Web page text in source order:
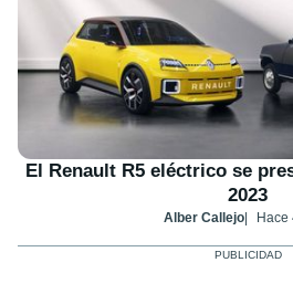
El Renault R5 eléctrico se
2023
Alber Callejo Hace